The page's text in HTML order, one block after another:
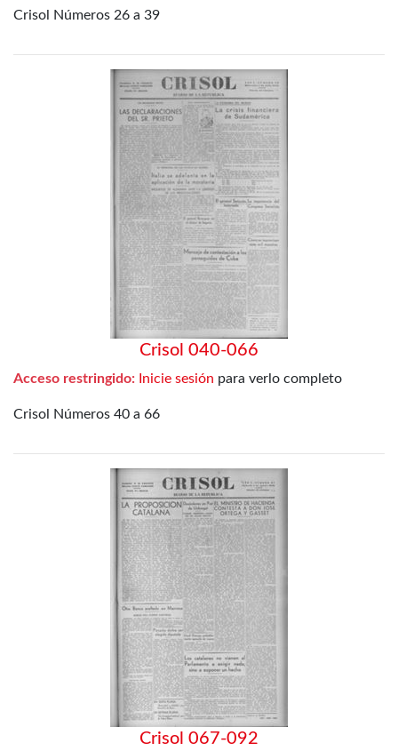
Crisol Números 26 a 39
Crisol 040-066
Acceso restringido: Inicie sesión para verlo completo
Crisol Números 40 a 66
Crisol 067-092